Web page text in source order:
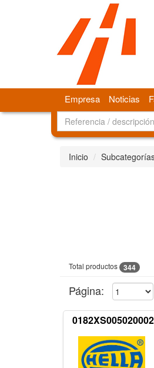
Empresa Noticias
Inicio
Total productos 344
Página: